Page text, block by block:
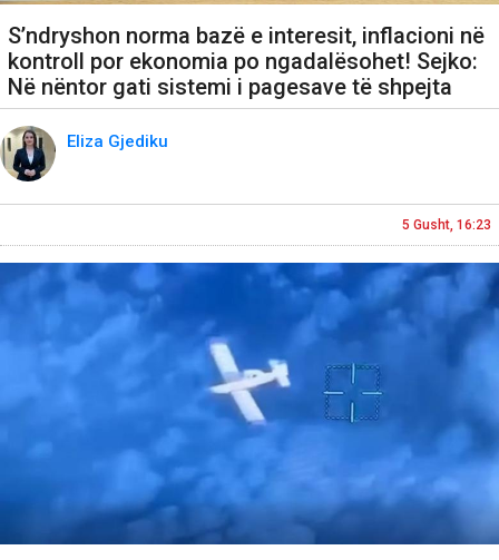
S’ndryshon norma bazë e interesit, inflacioni në
kontroll por ekonomia po ngadalësohet! Sejko:
Në nëntor gati sistemi i pagesave të shpejta
Eliza Gjediku
5 Gusht, 16:23